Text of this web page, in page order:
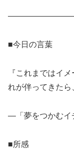
■今日の言葉
『これまではイ
れが伴ってきたら
―「夢をつかむイ
■所感